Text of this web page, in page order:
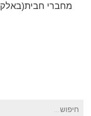
חיפוש